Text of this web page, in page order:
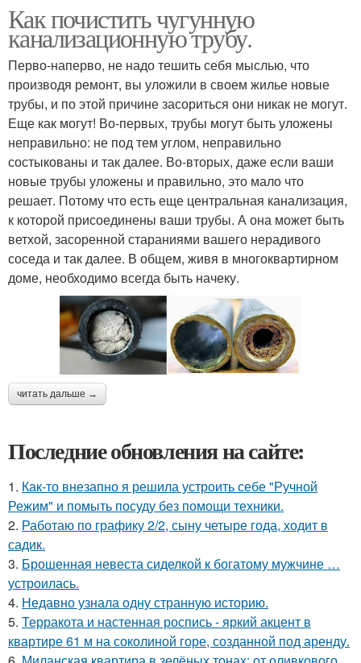
Как почистить чугунную
канализационную трубу.
Перво-наперво, не надо тешить себя мыслью, что
производя ремонт, вы уложили в своем жилье новые
трубы, и по этой причине засориться они никак не могут.
Еще как могут! Во-первых, трубы могут быть уложены
неправильно: не под тем углом, неправильно
состыкованы и так далее. Во-вторых, даже если ваши
новые трубы уложены и правильно, это мало что
решает. Потому что есть еще центральная канализация,
к которой присоединены ваши трубы. А она может быть
ветхой, засоренной стараниями вашего нерадивого
соседа и так далее. В общем, живя в многоквартирном
доме, необходимо всегда быть начеку.
читать дальше →
Последние обновления на сайте:
1. Как-то внезапно я решила устроить себе "Ручной
Режим" и помыть посуду без помощи техники.
2. Работаю по графику 2/2, сыну четыре года, ходит в
садик.
3. Брошенная невеста сиделкой к богатому мужчине …
устроилась.
4. Недавно узнала одну странную историю.
5. Терракота и настенная роспись - яркий акцент в
квартире 61 м на соколиной горе, созданной под аренду.